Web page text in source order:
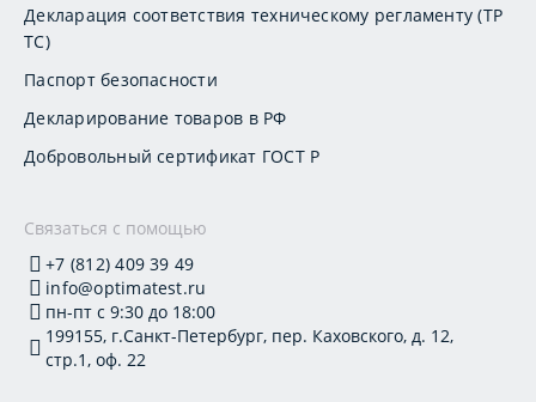
Декларация соответствия техническому регламенту (ТР
ТС)
Паспорт безопасности
Декларирование товаров в РФ
Добровольный сертификат ГОСТ Р
Связаться с помощью
+7 (812) 409 39 49
info@optimatest.ru
пн-пт с 9:30 до 18:00
199155, г.Санкт-Петербург, пер. Каховского, д. 12,
стр.1, оф. 22